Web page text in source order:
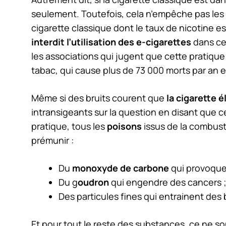
seulement. Toutefois, cela n’empêche pas
cigarette classique dont le taux de nicotine
interdit l’utilisation des e-cigarettes dans
les associations qui jugent que cette
tabac, qui cause plus de 73 000 morts par an
Même si des bruits courent que la cigarette
intransigeants sur la question en disant que
pratique, tous les poisons issus de la
prémunir :
Du monoxyde de carbone qui
Du goudronqui engendre des cancers ;
Des particules fines qui entrainent